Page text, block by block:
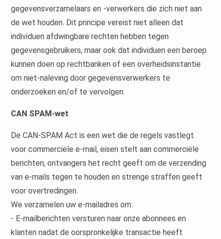
gegevensverzamelaars en -verwerkers die zich niet aan
de wet houden. Dit principe vereist niet alleen dat
individuen afdwingbare rechten hebben tegen
gegevensgebruikers, maar ook dat individuen een beroep
kunnen doen op rechtbanken of een overheidsinstantie
om niet-naleving door gegevensverwerkers te
onderzoeken en/of te vervolgen.
CAN SPAM-wet
De CAN-SPAM Act is een wet die de regels vastlegt
voor commerciële e-mail, eisen stelt aan commerciële
berichten, ontvangers het recht geeft om de verzending
van e-mails tegen te houden en strenge straffen geeft
voor overtredingen.
We verzamelen uw e-mailadres om:
- E-mailberichten versturen naar onze abonnees en
klanten nadat de oorspronkelijke transactie heeft